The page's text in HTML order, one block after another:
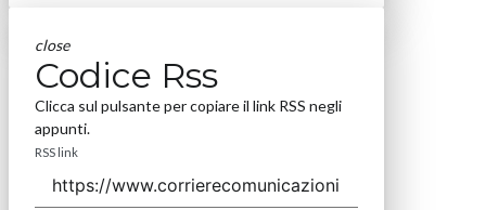
close
Codice Rss
Clicca sul pulsante per copiare il link RSS negli
appunti.
RSS link